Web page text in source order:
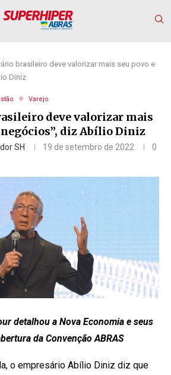
brasileiro deve valorizar mais seu povo e
Diniz
Varejo
deve valorizar mais
negócios”, diz Abílio Diniz
SH 19 de setembro de 2022
0
detalhou a Nova Economia e seus
da Convenção ABRAS
o empresário Abílio Diniz diz que